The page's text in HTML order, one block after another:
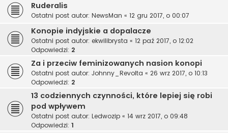
Ruderalis
Ostatni post autor: NewsMan « 12 gru 2017, o 00:07
Konopie indyjskie a dopalacze
Ostatni post autor: ekwilibrysta « 12 paź 2017, o 12:02
Odpowiedzi: 2
Za i przeciw feminizowanych nasion konopi
Ostatni post autor: Johnny_Revolta « 26 wrz 2017, o 10:13
Odpowiedzi: 2
13 codziennych czynności, które lepiej się robi
pod wpływem
Ostatni post autor: Ledwozip « 14 wrz 2017, o 09:48
Odpowiedzi: 1